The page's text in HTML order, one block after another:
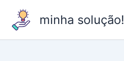
conteúdo
minha solução!